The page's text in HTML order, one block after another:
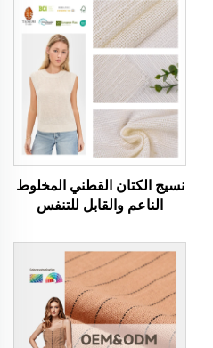
نسيج الكتان القطني المخلوط
الناعم والقابل للتنفس
للبشرة، نسيج ملابس للنساء
والرجال مناسب لخياطة
الملابس